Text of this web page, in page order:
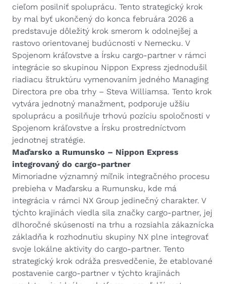
cieľom posilniť spoluprácu. Tento strategický krok
by mal byť ukončený do konca februára 2026 a
predstavuje dôležitý krok smerom k odolnejšej a
rastovo orientovanej budúcnosti v Nemecku. V
Spojenom kráľovstve a Írsku cargo-partner v rámci
integrácie so skupinou Nippon Express zjednodušil
riadiacu štruktúru vymenovaním jedného Managing
Directora pre oba trhy – Steva Williamsa. Tento krok
vytvára jednotný manažment, podporuje užšiu
spoluprácu a posilňuje trhovú pozíciu spoločnosti v
Spojenom kráľovstve a Írsku prostredníctvom
jednotnej stratégie.
Maďarsko a Rumunsko – Nippon Express
integrovaný do cargo-partner
Mimoriadne významný míľnik integračného procesu
prebieha v Maďarsku a Rumunsku, kde má
integrácia v rámci NX Group jedinečný charakter. V
týchto krajinách viedla sila značky cargo-partner, jej
dlhoročné skúsenosti na trhu a rozsiahla zákaznícka
základňa k rozhodnutiu skupiny NX plne integrovať
svoje lokálne aktivity do cargo-partner. Tento
strategický krok odráža presvedčenie, že etablované
postavenie cargo-partner v týchto krajinách